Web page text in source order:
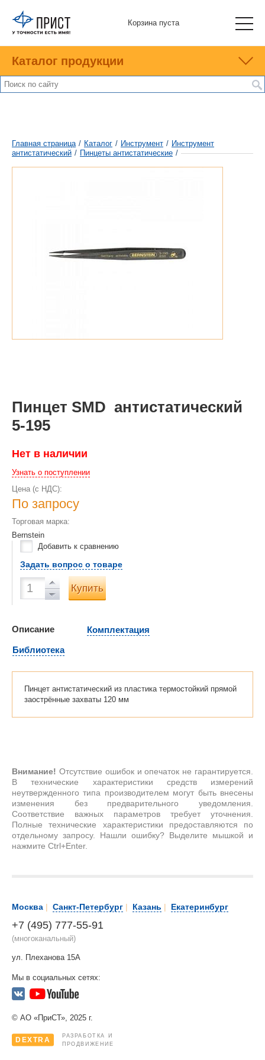
Корзина пуста
Каталог продукции
Главная страница / Каталог / Инструмент / Инструмент
антистатический / Пинцеты антистатические /
Пинцет SMD антистатический
5-195
Нет в наличии
Узнать о поступлении
Цена (с НДС):
По запросу
Торговая марка:
Bernstein
Добавить к сравнению
Задать вопрос о товаре
Купить
Описание
Комплектация
Библиотека
Пинцет антистатический из пластика термостойкий прямой
заострённые захваты 120 мм
Внимание! Отсутствие ошибок и опечаток не гарантируется.
В технические характеристики средств измерений
неутвержденного типа производителем могут быть внесены
изменения без предварительного уведомления.
Соответствие важных параметров требует уточнения.
Полные технические характеристики предоставляются по
отдельному запросу. Нашли ошибку? Выделите мышкой и
нажмите Ctrl+Enter.
Москва | Санкт-Петербург | Казань | Екатеринбург
+7 (495) 777-55-91
(многоканальный)
ул. Плеханова 15А
Мы в социальных сетях:
© АО «ПриСТ», 2025 г.
DEXTRA
РАЗРАБОТКА И
ПРОДВИЖЕНИЕ